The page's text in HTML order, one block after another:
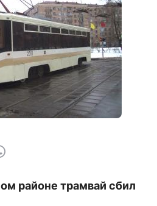
районе трамвай сбил